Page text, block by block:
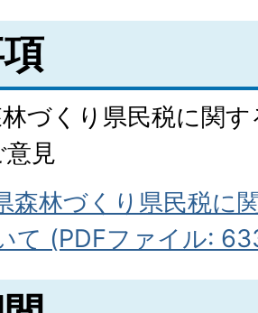
林づくり県民税に関
見
森林づくり県民税に
て (PDFファイル: